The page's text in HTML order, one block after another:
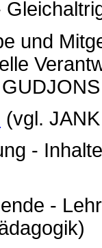
und
(vgl.
-
-